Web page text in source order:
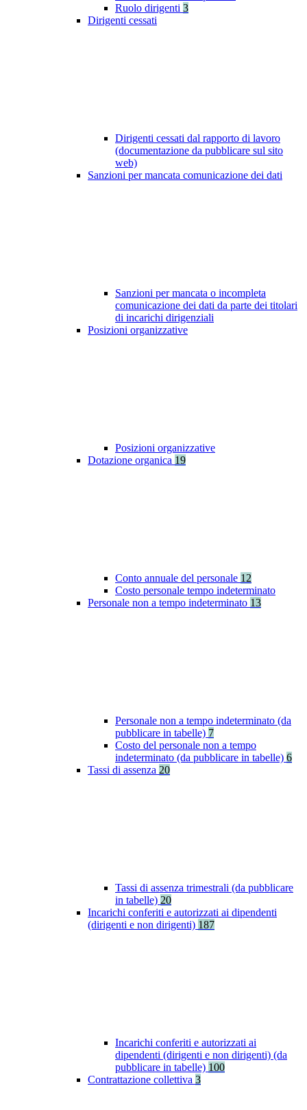
Ruolo dirigenti 3
Dirigenti cessati
Dirigenti cessati dal rapporto di lavoro
(documentazione da pubblicare sul sito
web)
Sanzioni per mancata comunicazione dei dati
Sanzioni per mancata o incompleta
comunicazione dei dati da parte dei titolari
di incarichi dirigenziali
Posizioni organizzative
Posizioni organizzative
Dotazione organica 19
Conto annuale del personale 12
Costo personale tempo indeterminato
Personale non a tempo indeterminato 13
Personale non a tempo indeterminato (da
pubblicare in tabelle) 7
Costo del personale non a tempo
indeterminato (da pubblicare in tabelle) 6
Tassi di assenza 20
Tassi di assenza trimestrali (da pubblicare
in tabelle) 20
Incarichi conferiti e autorizzati ai dipendenti
(dirigenti e non dirigenti) 187
Incarichi conferiti e autorizzati ai
dipendenti (dirigenti e non dirigenti) (da
pubblicare in tabelle) 100
Contrattazione collettiva 3